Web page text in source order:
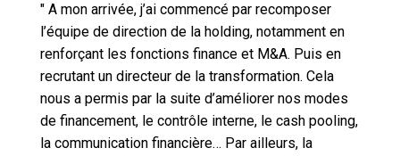
" A mon arrivée, j’ai commencé par recomposer
l’équipe de direction de la holding, notamment en
renforçant les fonctions finance et M&A. Puis en
recrutant un directeur de la transformation. Cela
nous a permis par la suite d’améliorer nos modes
de financement, le contrôle interne, le cash pooling,
la communication financière… Par ailleurs, la